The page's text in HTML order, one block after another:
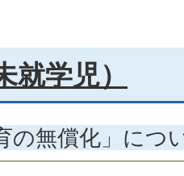
学児）
の無償化」につ